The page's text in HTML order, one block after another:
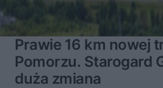
Prawie 16 km nowej
Pomorzu. Starogard
duża zmiana